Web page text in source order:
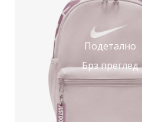
Подетално
Брз преглед